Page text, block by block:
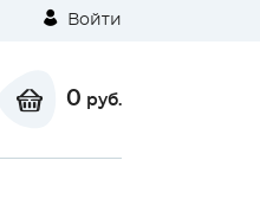
Войти
0 руб.